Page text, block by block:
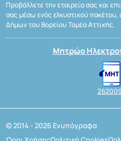
Προβάλλετε την εταιρεία σας και
σας μέσω ενός ελκυστικού πακέτου,
Δήμων του Βορείου Τομέα Αττικής.
Μητρώο
© 2014 - 2026 Ενυπόγραφα